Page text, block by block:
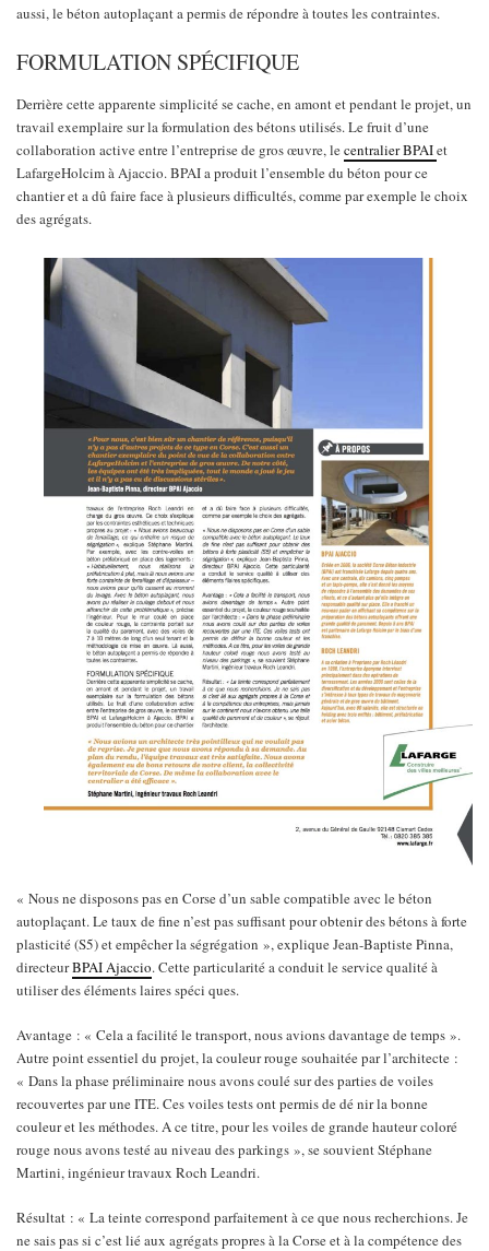
aussi, le béton autoplaçant a permis de répondre à toutes les contraintes.
FORMULATION SPÉCIFIQUE
Derrière cette apparente simplicité se cache, en amont et pendant le projet, un
travail exemplaire sur la formulation des bétons utilisés. Le fruit d’une
collaboration active entre l’entreprise de gros œuvre, lecentralier BPAIet
LafargeHolcim à Ajaccio. BPAI a produit l’ensemble du béton pour ce
chantier et a dû faire face à plusieurs difficultés, comme par exemple le choix
des agrégats.
« Nous ne disposons pas en Corse d’un sable compatible avec le béton
autoplaçant. Le taux de fine n’est pas suffisant pour obtenir des bétons à forte
plasticité (S5) et empêcher la ségrégation », explique Jean-Baptiste Pinna,
directeurBPAI Ajaccio. Cette particularité a conduit le service qualité à
utiliser des éléments laires spéci ques.
Avantage : « Cela a facilité le transport, nous avions davantage de temps ».
Autre point essentiel du projet, la couleur rouge souhaitée par l’architecte :
« Dans la phase préliminaire nous avons coulé sur des parties de voiles
recouvertes par une ITE. Ces voiles tests ont permis de dé nir la bonne
couleur et les méthodes. A ce titre, pour les voiles de grande hauteur coloré
rouge nous avons testé au niveau des parkings », se souvient Stéphane
Martini, ingénieur travaux Roch Leandri.
Résultat : « La teinte correspond parfaitement à ce que nous recherchions. Je
ne sais pas si c’est lié aux agrégats propres à la Corse et à la compétence des